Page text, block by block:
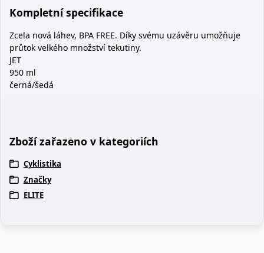
Kompletní specifikace
Zcela nová láhev, BPA FREE. Díky svému uzávěru umožňuje
průtok velkého množství tekutiny.
JET
950 ml
černá/šedá
Zboží zařazeno v kategoriích
Cyklistika
Značky
ELITE